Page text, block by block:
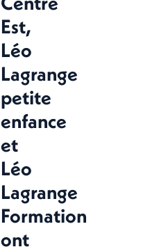
Est,
Léo
Lagrange
petite
enfance
et
Léo
Lagrange
Formation
ont